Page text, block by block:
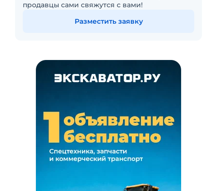
продавцы сами свяжутся с вами!
Разместить заявку